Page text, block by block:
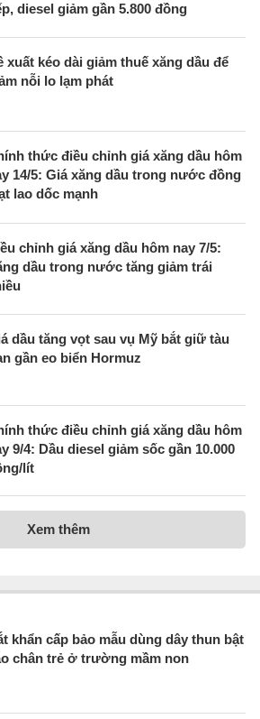
diesel giảm gần 5.800 đồng
xuất kéo dài giảm thuế xăng dầu để
nỗi lo lạm phát
thức điều chỉnh giá xăng dầu hôm
14/5: Giá xăng dầu trong nước đồng
lao dốc mạnh
chỉnh giá xăng dầu hôm nay 7/5:
dầu trong nước tăng giảm trái
dầu tăng vọt sau vụ Mỹ bắt giữ tàu
gần eo biển Hormuz
thức điều chỉnh giá xăng dầu hôm
9/4: Dầu diesel giảm sốc gần 10.000
lít
Xem thêm
khẩn cấp bảo mẫu dùng dây thun bật
chân trẻ ở trường mầm non